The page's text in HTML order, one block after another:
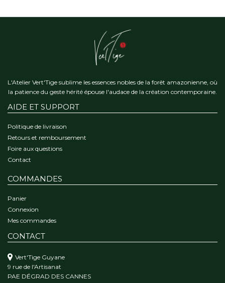
L'Atelier Vert'Tige sublime les essences nobles de la forêt amazonienne, où
la patience du geste hérité épouse l'audace de la création contemporaine.
AIDE ET SUPPORT
Politique de livraison
Retours et remboursement
Foire aux questions
Contact
COMMANDES
Panier
Connexion
Mes commandes
CONTACT
Vert'Tige Guyane
9 rue de l'Artisanat
PAE DÉGRAD DES CANNES